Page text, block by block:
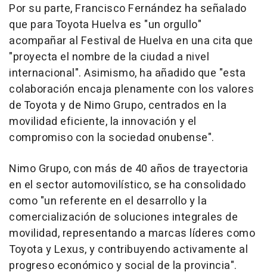
Por su parte, Francisco Fernández ha señalado
que para Toyota Huelva es "un orgullo"
acompañar al Festival de Huelva en una cita que
"proyecta el nombre de la ciudad a nivel
internacional". Asimismo, ha añadido que "esta
colaboración encaja plenamente con los valores
de Toyota y de Nimo Grupo, centrados en la
movilidad eficiente, la innovación y el
compromiso con la sociedad onubense".
Nimo Grupo, con más de 40 años de trayectoria
en el sector automovilístico, se ha consolidado
como "un referente en el desarrollo y la
comercialización de soluciones integrales de
movilidad, representando a marcas líderes como
Toyota y Lexus, y contribuyendo activamente al
progreso económico y social de la provincia".